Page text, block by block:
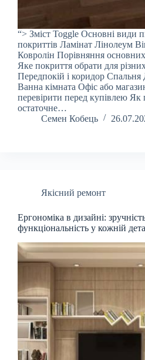
“> Зміст Toggle Основні види
покриттів Ламінат Лінолеум
Ковролін Порівняння
Яке покриття обрати для
Передпокій і коридор Спальня
Ванна кімната Офіс або
перевірити перед купівлею Як
остаточне…
Семен Кобець
Якісний ремонт
Ергономіка в дизайні:
функціональність у кожній